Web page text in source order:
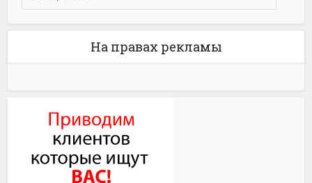
На правах рекламы